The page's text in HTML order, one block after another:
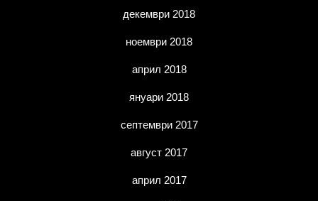
декември 2018
ноември 2018
април 2018
януари 2018
септември 2017
август 2017
април 2017